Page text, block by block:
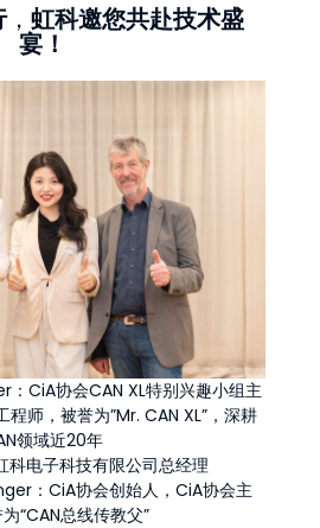
， 虹科邀您共赴技术盛
宴！
：CiA协会CAN XL特别兴趣小组主
师，被誉为”Mr. CAN XL”，深耕
领域近20年
科电子科技有限公司总经理
：CiA协会创始人，CiA协会主
“CAN总线传教父”